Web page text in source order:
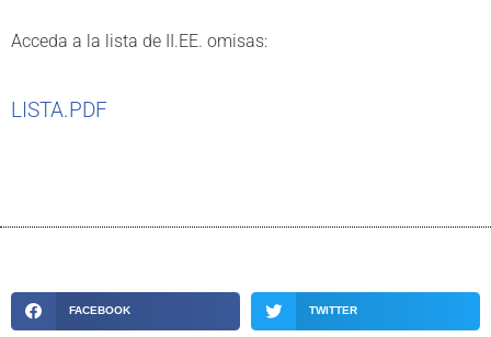
Acceda a la lista de II.EE. omisas:
LISTA.PDF
FACEBOOK TWITTER